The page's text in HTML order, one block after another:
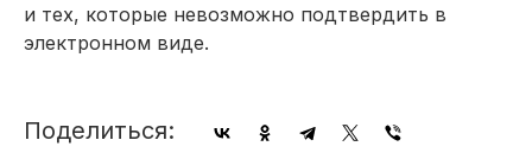
и тех, которые невозможно подтвердить в
электронном виде.
Поделиться: